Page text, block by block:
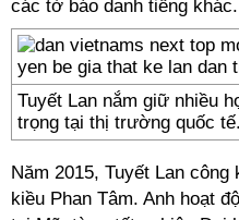
các tờ báo danh tiếng khác.
Tuyết Lan nắm giữ nhiều
trọng tại thị trường quốc tế.
Năm 2015, Tuyết Lan
kiều Phan Tâm. Anh hoạt